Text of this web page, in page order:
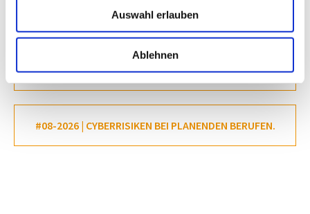
Auswahl erlauben
Ablehnen
#06-2026 | PFLICHTEN UND OBLIEGENHEITEN BEI DER
BERUFSHAFTPFLICHTVERSICHERUNG
#07-2026 | IST IHRE VERSICHERUNGSSUMME NOCH
AUSREICHEND?
#08-2026 | CYBERRISIKEN BEI PLANENDEN BERUFEN.